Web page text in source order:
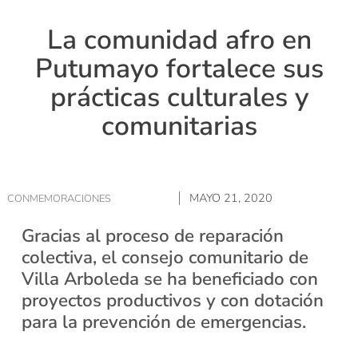
La comunidad afro en
Putumayo fortalece sus
prácticas culturales y
comunitarias
CONMEMORACIONES MAYO 21, 2020
Gracias al proceso de reparación
colectiva, el consejo comunitario de
Villa Arboleda se ha beneficiado con
proyectos productivos y con dotación
para la prevención de emergencias.